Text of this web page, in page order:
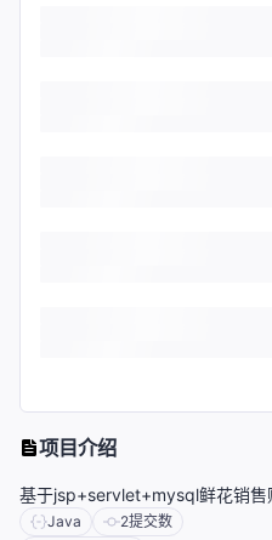
项目介绍
基于jsp+servlet+mysql鲜花销售
Java 2提交数